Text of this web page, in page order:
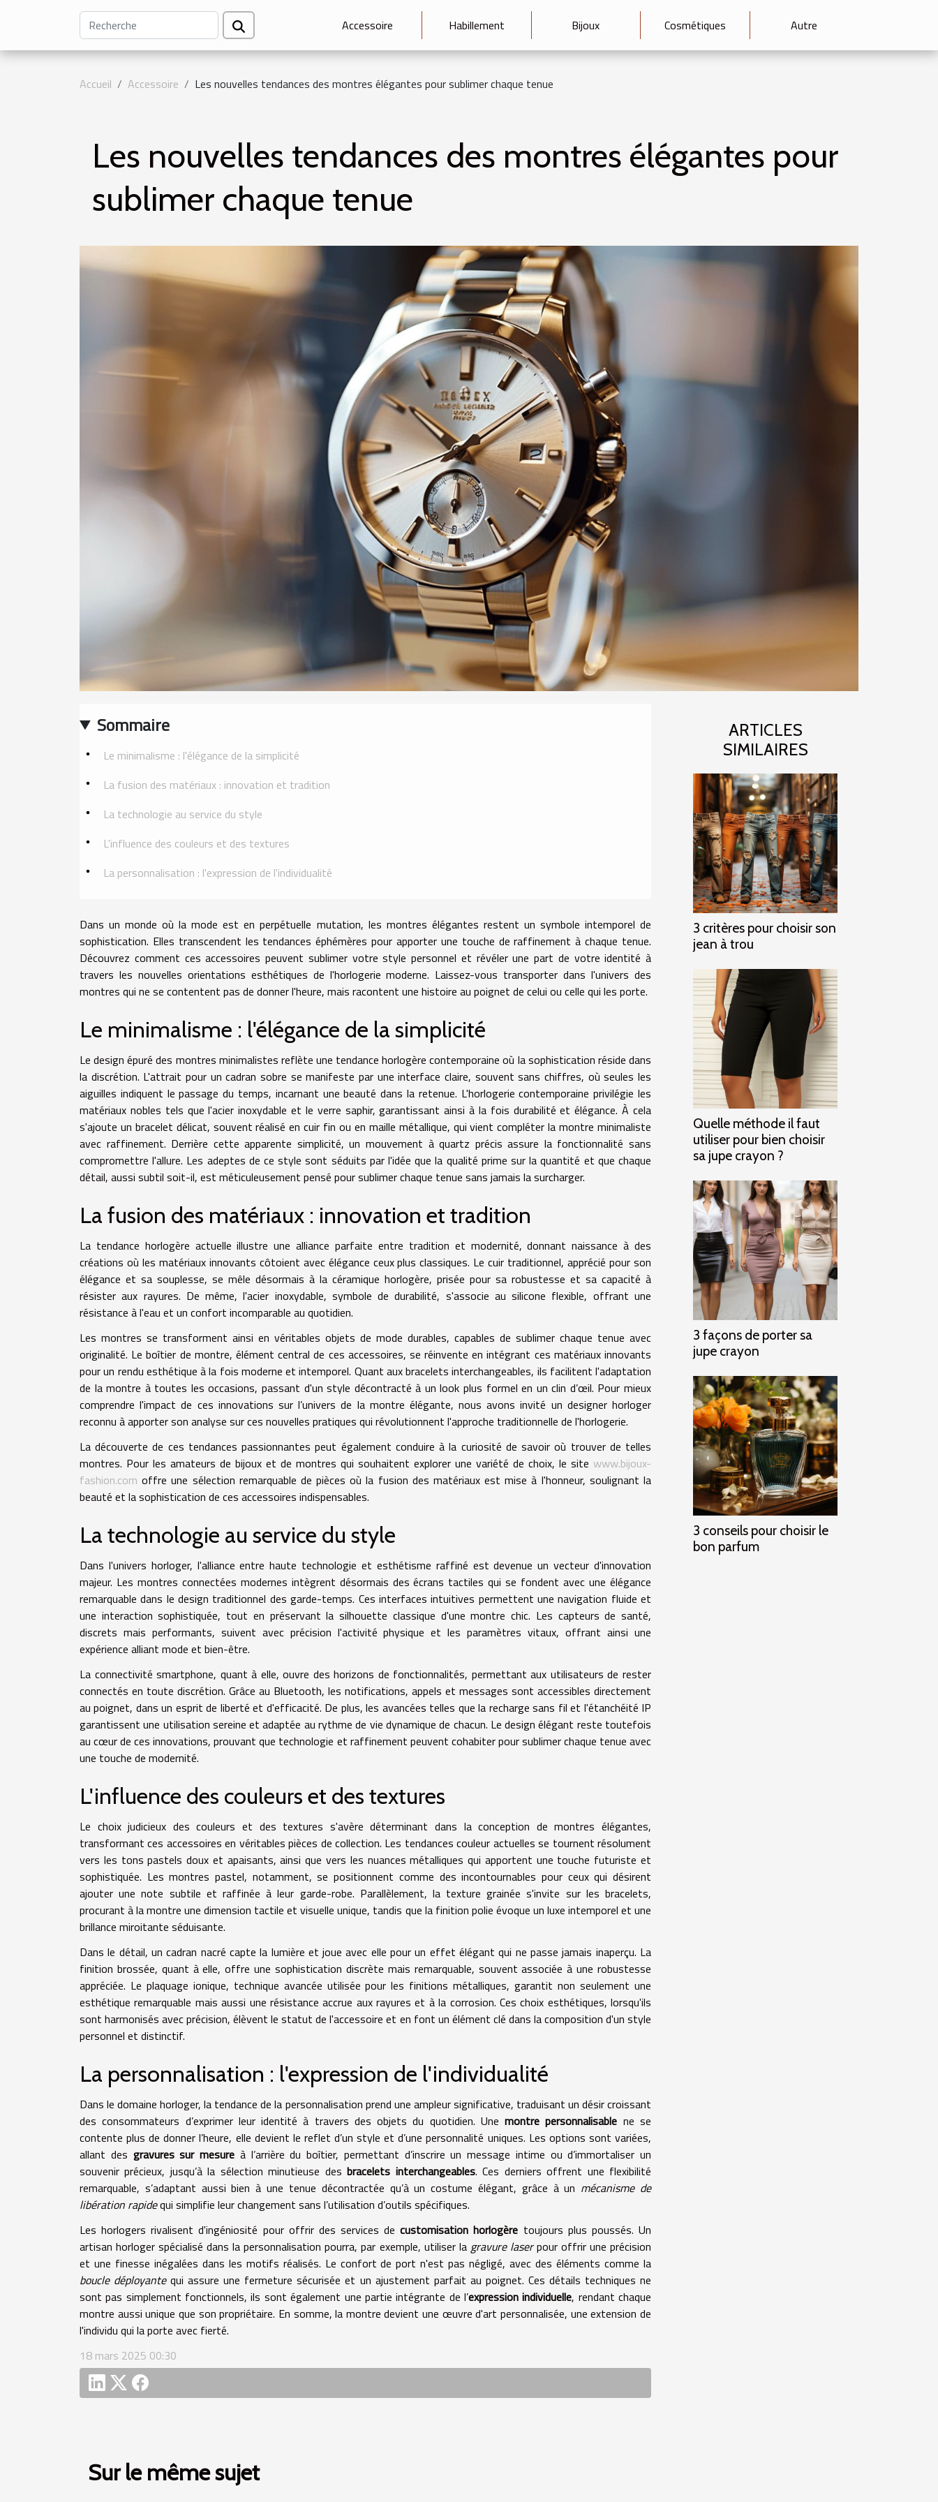
Accessoire Habillement Bijoux Cosmétiques Autre
Accueil Accessoire Les nouvelles tendances des montres élégantes pour sublimer chaque tenue
Les nouvelles tendances des montres élégantes pour
sublimer chaque tenue
Sommaire
Le minimalisme : l'élégance de la simplicité
La fusion des matériaux : innovation et tradition
La technologie au service du style
L'influence des couleurs et des textures
La personnalisation : l'expression de l'individualité
Dans un monde où la mode est en perpétuelle mutation, les montres élégantes restent un symbole intemporel de
sophistication. Elles transcendent les tendances éphémères pour apporter une touche de raffinement à chaque tenue.
Découvrez comment ces accessoires peuvent sublimer votre style personnel et révéler une part de votre identité à
travers les nouvelles orientations esthétiques de l'horlogerie moderne. Laissez-vous transporter dans l'univers des
montres qui ne se contentent pas de donner l'heure, mais racontent une histoire au poignet de celui ou celle qui les porte.
Le minimalisme : l'élégance de la simplicité
Le design épuré des montres minimalistes reflète une tendance horlogère contemporaine où la sophistication réside dans
la discrétion. L'attrait pour un cadran sobre se manifeste par une interface claire, souvent sans chiffres, où seules les
aiguilles indiquent le passage du temps, incarnant une beauté dans la retenue. L'horlogerie contemporaine privilégie les
matériaux nobles tels que l'acier inoxydable et le verre saphir, garantissant ainsi à la fois durabilité et élégance. À cela
s'ajoute un bracelet délicat, souvent réalisé en cuir fin ou en maille métallique, qui vient compléter la montre minimaliste
avec raffinement. Derrière cette apparente simplicité, un mouvement à quartz précis assure la fonctionnalité sans
compromettre l'allure. Les adeptes de ce style sont séduits par l'idée que la qualité prime sur la quantité et que chaque
détail, aussi subtil soit-il, est méticuleusement pensé pour sublimer chaque tenue sans jamais la surcharger.
La fusion des matériaux : innovation et tradition
La tendance horlogère actuelle illustre une alliance parfaite entre tradition et modernité, donnant naissance à des
créations où les matériaux innovants côtoient avec élégance ceux plus classiques. Le cuir traditionnel, apprécié pour son
élégance et sa souplesse, se mêle désormais à la céramique horlogère, prisée pour sa robustesse et sa capacité à
résister aux rayures. De même, l'acier inoxydable, symbole de durabilité, s'associe au silicone flexible, offrant une
résistance à l'eau et un confort incomparable au quotidien.
Les montres se transforment ainsi en véritables objets de mode durables, capables de sublimer chaque tenue avec
originalité. Le boîtier de montre, élément central de ces accessoires, se réinvente en intégrant ces matériaux innovants
pour un rendu esthétique à la fois moderne et intemporel. Quant aux bracelets interchangeables, ils facilitent l'adaptation
de la montre à toutes les occasions, passant d'un style décontracté à un look plus formel en un clin d’œil. Pour mieux
comprendre l'impact de ces innovations sur l’univers de la montre élégante, nous avons invité un designer horloger
reconnu à apporter son analyse sur ces nouvelles pratiques qui révolutionnent l'approche traditionnelle de l'horlogerie.
La découverte de ces tendances passionnantes peut également conduire à la curiosité de savoir où trouver de telles
montres. Pour les amateurs de bijoux et de montres qui souhaitent explorer une variété de choix, le site www.bijoux-
fashion.com offre une sélection remarquable de pièces où la fusion des matériaux est mise à l'honneur, soulignant la
beauté et la sophistication de ces accessoires indispensables.
La technologie au service du style
Dans l'univers horloger, l'alliance entre haute technologie et esthétisme raffiné est devenue un vecteur d'innovation
majeur. Les montres connectées modernes intègrent désormais des écrans tactiles qui se fondent avec une élégance
remarquable dans le design traditionnel des garde-temps. Ces interfaces intuitives permettent une navigation fluide et
une interaction sophistiquée, tout en préservant la silhouette classique d'une montre chic. Les capteurs de santé,
discrets mais performants, suivent avec précision l'activité physique et les paramètres vitaux, offrant ainsi une
expérience alliant mode et bien-être.
La connectivité smartphone, quant à elle, ouvre des horizons de fonctionnalités, permettant aux utilisateurs de rester
connectés en toute discrétion. Grâce au Bluetooth, les notifications, appels et messages sont accessibles directement
au poignet, dans un esprit de liberté et d'efficacité. De plus, les avancées telles que la recharge sans fil et l'étanchéité IP
garantissent une utilisation sereine et adaptée au rythme de vie dynamique de chacun. Le design élégant reste toutefois
au cœur de ces innovations, prouvant que technologie et raffinement peuvent cohabiter pour sublimer chaque tenue avec
une touche de modernité.
L'influence des couleurs et des textures
Le choix judicieux des couleurs et des textures s'avère déterminant dans la conception de montres élégantes,
transformant ces accessoires en véritables pièces de collection. Les tendances couleur actuelles se tournent résolument
vers les tons pastels doux et apaisants, ainsi que vers les nuances métalliques qui apportent une touche futuriste et
sophistiquée. Les montres pastel, notamment, se positionnent comme des incontournables pour ceux qui désirent
ajouter une note subtile et raffinée à leur garde-robe. Parallèlement, la texture grainée s'invite sur les bracelets,
procurant à la montre une dimension tactile et visuelle unique, tandis que la finition polie évoque un luxe intemporel et une
brillance miroitante séduisante.
Dans le détail, un cadran nacré capte la lumière et joue avec elle pour un effet élégant qui ne passe jamais inaperçu. La
finition brossée, quant à elle, offre une sophistication discrète mais remarquable, souvent associée à une robustesse
appréciée. Le plaquage ionique, technique avancée utilisée pour les finitions métalliques, garantit non seulement une
esthétique remarquable mais aussi une résistance accrue aux rayures et à la corrosion. Ces choix esthétiques, lorsqu'ils
sont harmonisés avec précision, élèvent le statut de l'accessoire et en font un élément clé dans la composition d'un style
personnel et distinctif.
La personnalisation : l'expression de l'individualité
Dans le domaine horloger, la tendance de la personnalisation prend une ampleur significative, traduisant un désir croissant
des consommateurs d’exprimer leur identité à travers des objets du quotidien. Unemontre personnalisable ne se
contente plus de donner l’heure, elle devient le reflet d’un style et d’une personnalité uniques. Les options sont variées,
allant des gravures sur mesure à l’arrière du boîtier, permettant d’inscrire un message intime ou d’immortaliser un
souvenir précieux, jusqu’à la sélection minutieuse desbracelets interchangeables. Ces derniers offrent une flexibilité
remarquable, s’adaptant aussi bien à une tenue décontractée qu’à un costume élégant, grâce à un mécanisme de
libération rapidequi simplifie leur changement sans l’utilisation d’outils spécifiques.
Les horlogers rivalisent d'ingéniosité pour offrir des services decustomisation horlogère toujours plus poussés. Un
artisan horloger spécialisé dans la personnalisation pourra, par exemple, utiliser la gravure laserpour offrir une précision
et une finesse inégalées dans les motifs réalisés. Le confort de port n'est pas négligé, avec des éléments comme la
boucle déployantequi assure une fermeture sécurisée et un ajustement parfait au poignet. Ces détails techniques ne
sont pas simplement fonctionnels, ils sont également une partie intégrante de l’expression individuelle, rendant chaque
montre aussi unique que son propriétaire. En somme, la montre devient une œuvre d'art personnalisée, une extension de
l'individu qui la porte avec fierté.
18 mars 2025 00:30
ARTICLES
SIMILAIRES
3 critères pour choisir son
jean à trou
Quelle méthode il faut
utiliser pour bien choisir
sa jupe crayon ?
3 façons de porter sa
jupe crayon
3 conseils pour choisir le
bon parfum
Sur le même sujet